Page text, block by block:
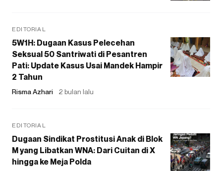
EDITORIAL
5W1H: Dugaan Kasus Pelecehan
Seksual 50 Santriwati di Pesantren
Pati: Update Kasus Usai Mandek Hampir
2 Tahun
Risma Azhari 2 bulan lalu
EDITORIAL
Dugaan Sindikat Prostitusi Anak di Blok
M yang Libatkan WNA: Dari Cuitan di X
hingga ke Meja Polda